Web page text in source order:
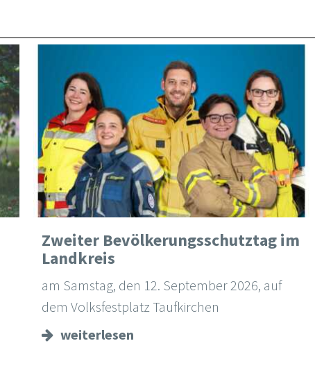
Zweiter Bevölkerungsschutztag im
Landkreis
am Samstag, den 12. September 2026, auf
dem Volksfestplatz Taufkirchen
weiterlesen